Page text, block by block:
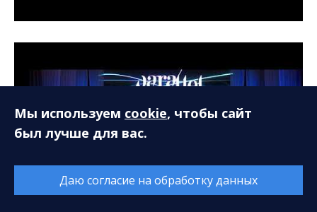
Мы используем cookie, чтобы сайт
был лучше для вас.
Даю согласие на обработку данных